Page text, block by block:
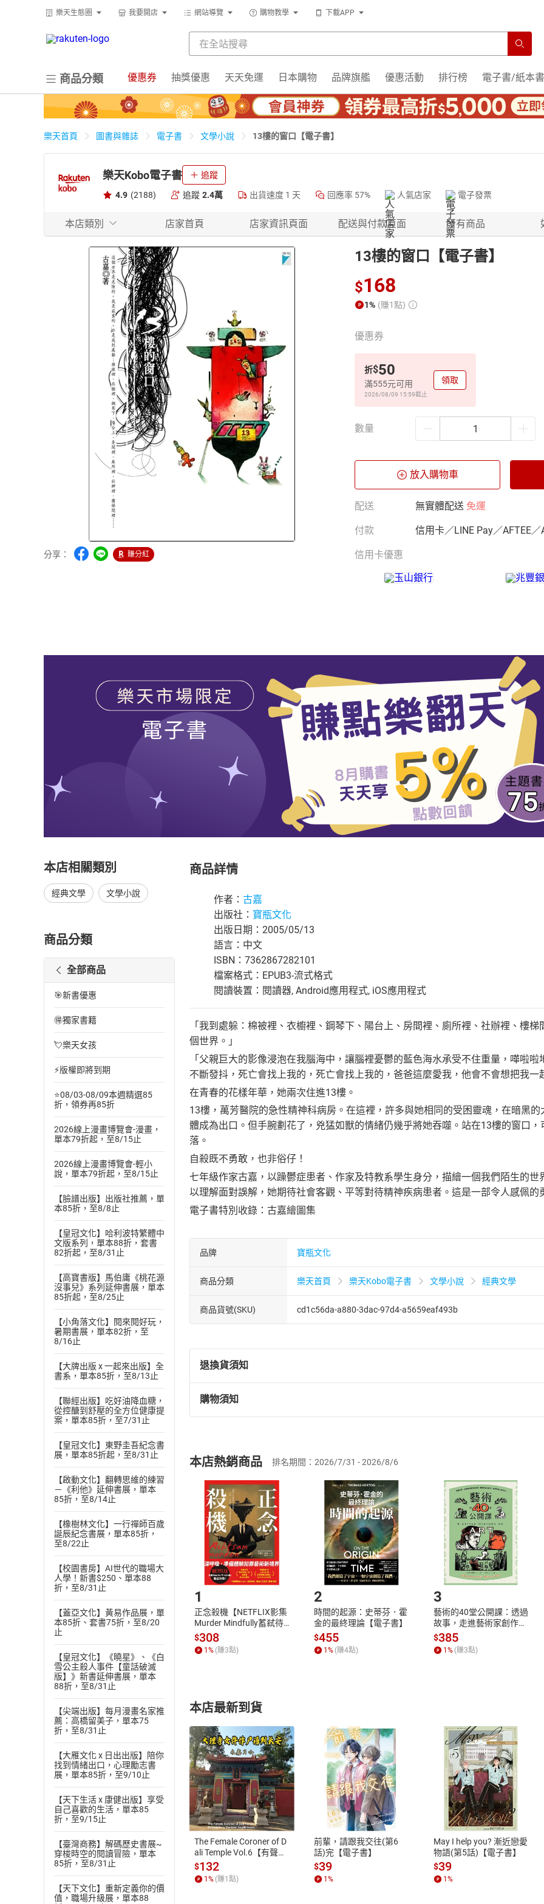
樂天生態圈 我要開店 網站導覽 購物教學 下載APP
商品分類 優惠券 抽獎優惠 天天免運 日本購物 品牌旗艦 優惠活動 排行榜 電子書/紙本書
樂天首頁 圖書與雜誌 電子書 文學小說 13樓的窗口【電子書】
樂天Kobo電子書 追蹤
4.9 (2188) 追蹤 2.4萬 出貨速度 1 天 回應率 57% 人氣店家 電子發票
本店類別 店家首頁 店家資訊頁面 配送與付款頁面 所有商品
分享： 賺分紅
13樓的窗口【電子書】
$168
1% (賺1點)
優惠券
折$50
滿555元可用
2026/08/09 15:59截止
領取
數量
放入購物車
配送 無實體配送 免運
付款 信用卡／LINE Pay／AFTEE／
信用卡優惠
本店相關類別
經典文學 文學小說
商品分類
全部商品
🎯新書優惠
🉐獨家書籍
💘樂天女孩
⚡版權即將到期
⭐08/03-08/09本週精選85
折，領券再85折
2026線上漫畫博覽會-漫畫，
單本79折起，至8/15止
2026線上漫畫博覽會-輕小
說，單本79折起，至8/15止
【臉譜出版】出版社推薦，單
本85折，至8/8止
【皇冠文化】哈利波特繁體中
文版系列，單本88折，套書
82折起，至8/31止
【高寶書版】馬伯庸《桃花源
沒事兒》系列延伸書展，單本
85折起，至8/25止
【小角落文化】閱來閱好玩，
暑期書展，單本82折，至
8/16止
【大牌出版 x 一起來出版】全
書系，單本85折，至8/13止
【聯經出版】吃好油降血糖，
從控醣到舒壓的全方位健康提
案，單本85折，至7/31止
【皇冠文化】東野圭吾紀念書
展，單本85折起，至8/31止
【啟動文化】翻轉思維的練習
－《利他》延伸書展，單本
85折，至8/14止
【橡樹林文化】一行禪師百歲
誕辰紀念書展，單本85折，
至8/22止
【校園書房】AI世代的職場大
人學！新書$250、單本88
折，至8/31止
【蓋亞文化】黃易作品展，單
本85折、套書75折，至8/20
止
【皇冠文化】《曉星》、《白
雪公主殺人事件【童話破滅
版】》新書延伸書展，單本
88折，至8/31止
【尖端出版】每月漫畫名家推
薦：高橋留美子，單本75
折，至8/31止
【大雁文化 x 日出出版】陪你
找到情緒出口，心理勵志書
展，單本85折，至9/10止
【天下生活 x 康健出版】享受
自己喜歡的生活，單本85
折，至9/15止
【臺灣商務】解碼歷史書展~
穿梭時空的閱讀冒險，單本
85折，至8/31止
【天下文化】重新定義你的價
值，職場升級展，單本88
商品詳情
作者： 古嘉
出版社： 寶瓶文化
出版日期：2005/05/13
語言：中文
ISBN：7362867282101
檔案格式：EPUB3-流式格式
閱讀裝置：閱讀器, Android應用程式, iOS應用程式
「我到處躲：棉被裡、衣櫥裡、鋼琴下、陽台上、房間裡、廁所裡、社辦裡、樓
個世界。」
「父親巨大的影像浸泡在我腦海中，讓腦裡憂鬱的藍色海水承受不住重量，嘩啦
不斷發抖，死亡會找上我的，死亡會找上我的，爸爸這麼愛我，他會不會想把我一
在青春的花樣年華，她兩次住進13樓。
13樓，萬芳醫院的急性精神科病房。在這裡，許多與她相同的受困靈魂，在暗黑
體成為出口。但手腕劃花了，兇猛如獸的情緒仍幾乎將她吞噬。站在13樓的窗口
落。
自殺既不勇敢，也非俗仔！
七年級作家古嘉，以躁鬱症患者、作家及特教系學生身分，描繪一個我們陌生的
以理解面對誤解，她期待社會客觀、平等對待精神疾病患者。這是一部令人感佩的
電子書特別收錄：古嘉繪圖集
品牌 寶瓶文化
商品分類 樂天首頁 樂天Kobo電子書 文學小說 經典文學
商品貨號(SKU) cd1c56da-a880-3dac-97d4-a5659eaf493b
退換貨須知
退換貨規定：
(一)依消費者保護法第19條第1項後段暨通訊交易解除權合理例外情事適用
(二)消費者訂購本店鋪之商品即代表知悉本店鋪所銷售之商品為電子書，
且已下載/存取電子書，不得請求退貨退款。
退貨方式：您欲取消訂單或辦理退貨時，請登入樂天市場，並於「我的訂單
貨」，本店鋪將依您的申請進行審核，待審核通過後將為您辦理退款事宜。
請注意，樂天市場須以整筆訂單為單位進行取消/退貨，恕無法以單支商品取
購物須知
挑選商品
Choose
放入購物車
Shopping cart
登入帳號
Login
購書後，如何開始使用？
Step1.選擇閱讀載具 Step2.登入
付款方式
ATM轉帳、信用卡、LINE PAY、AFTEE
退換貨規範
本店是否提供消費者保護法七日猶
之權利，遽消費者保護法及通訊交
除權合理例外情事適用準則，依商
質各有不同規定。詳細退換貨說明
照各商品說明。
本店熱銷商品 排名期間：2026/7/31 - 2026/8/6
1
正念殺機【NETFLIX影集
Murder Mindfully蓄弒待
發】【電子書】
$308
1% (賺3點)
2
時間的起源：史蒂芬．霍
金的最終理論【電子書】
$455
1% (賺4點)
3
藝術的40堂公開課：透過
故事，走進藝術家創作現
場，看藝術如何誕生、如
何形塑人類生活【電子
書】
$385
1% (賺3點)
本店最新到貨
The Female Coroner of D
ali Temple Vol.6【有聲
書】
$132
1 % (賺1 點)
前輩，請跟我交往(第6
話)完【電子書】
$39
1 %
May I help you? 漸近戀愛
物語(第5話)【電子書】
$39
1 %